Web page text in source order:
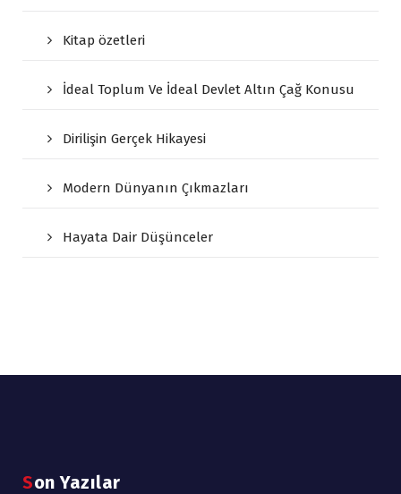
Kitap özetleri
İdeal Toplum Ve İdeal Devlet Altın Çağ Konusu
Dirilişin Gerçek Hikayesi
Modern Dünyanın Çıkmazları
Hayata Dair Düşünceler
Son Yazılar